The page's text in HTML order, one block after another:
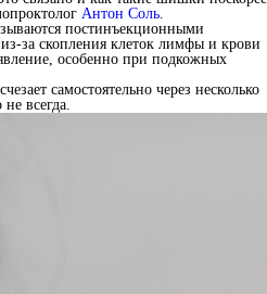
Антон Соль.
постинъекционными
за скопления клеток лимфы и крови
особенно при подкожных
самостоятельно через несколько
всегда.